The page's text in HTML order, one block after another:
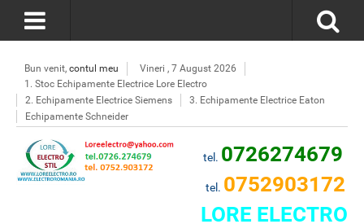
Bun venit, contul meu
Vineri , 7 August 2026
1. Stoc Echipamente Electrice Lore Electro
2. Echipamente Electrice Siemens
3. Echipamente Electrice Eaton
Echipamente Schneider
tel. 0726274679
tel. 0752903172
LORE ELECTRO